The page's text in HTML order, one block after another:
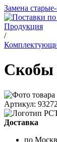
Замена
Продукция
/
Скобы
Артикул: 93272
Доставка
по